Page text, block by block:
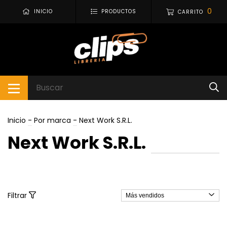
INICIO PRODUCTOS CARRITO 0
Inicio - Por marca - Next Work S.R.L.
Next Work S.R.L.
Filtrar